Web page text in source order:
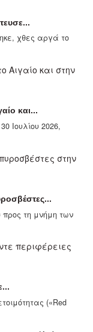
χθες αργά το
και...
Ιουλίου 2026,
προς τη μνήμη των
(«Red